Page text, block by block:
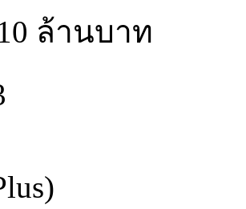
ล้านบาท